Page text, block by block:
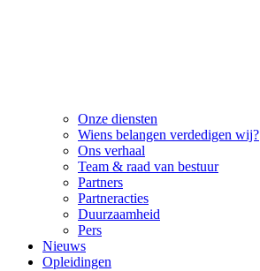
Onze diensten
Wiens belangen verdedigen wij?
Ons verhaal
Team & raad van bestuur
Partners
Partneracties
Duurzaamheid
Pers
Nieuws
Opleidingen